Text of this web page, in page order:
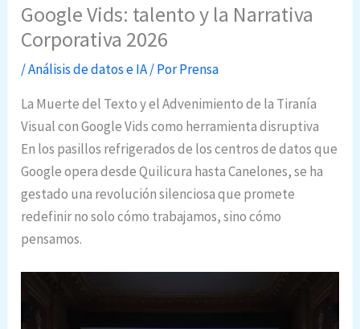
Google Vids: talento y la Narrativa
Corporativa 2026
/Análisis de datos e IA/ PorPrensa
La Muerte del Texto y el Advenimiento de la Tiranía
Visual con Google Vids como herramienta disruptiva
En los pasillos refrigerados de los centros de datos que
Google opera desde Quilicura hasta Canelones, se ha
gestado una revolución silenciosa que promete
redefinir no solo cómo trabajamos, sino cómo
pensamos.